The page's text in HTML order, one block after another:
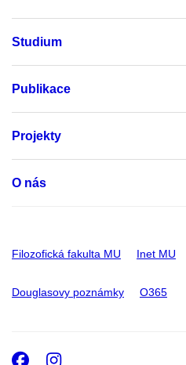
Studium
Publikace
Projekty
O nás
Filozofická fakulta MU Inet MU
Douglasovy poznámky O365
Facebook
Instagram